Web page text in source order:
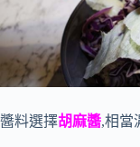
醬料選擇胡麻醬,相當